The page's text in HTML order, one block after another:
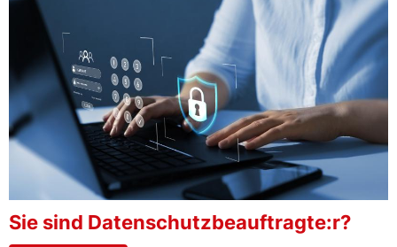
Sie sind Datenschutzbeauftragte:r?